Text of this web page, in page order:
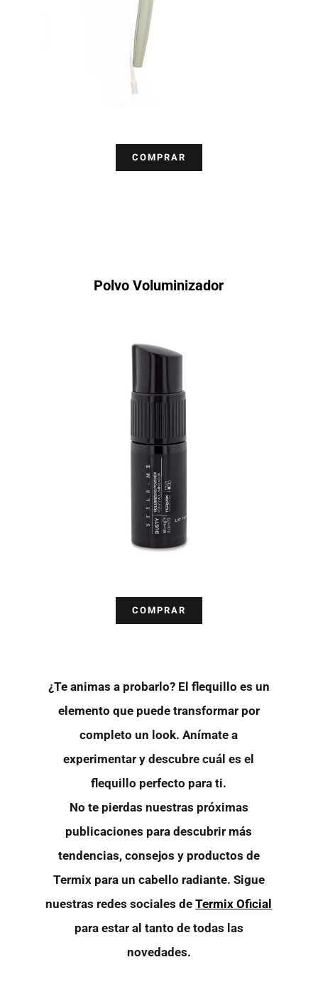
COMPRAR
Polvo Voluminizador
COMPRAR
¿Te animas a probarlo? El flequillo es un
elemento que puede transformar por
completo un look. Anímate a
experimentar y descubre cuál es el
flequillo perfecto para ti.
No te pierdas nuestras próximas
publicaciones para descubrir más
tendencias, consejos y productos de
Termix para un cabello radiante. Sigue
nuestras redes sociales deTermix Oficial
para estar al tanto de todas las
novedades.